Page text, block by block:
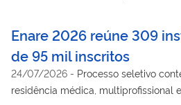
Enare 2026 reúne 309
de 95 mil inscritos
24/07/2026 - Processo seletivo
residência médica, multiprofissional